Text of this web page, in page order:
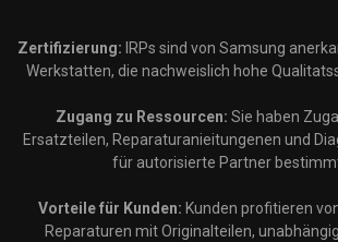
Zertifizierung: IRPs sind von Samsung
Werkstatten, die nachweislich hohe
Zugang zu Ressourcen: Sie haben
Ersatzteilen, Reparaturanieitungenen und
für autorisierte Partner
Vorteile für Kunden: Kunden profitieren
Reparaturen mit Originalteilen,